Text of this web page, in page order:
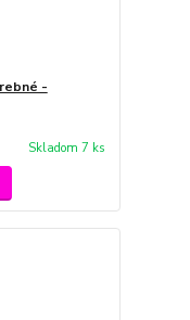
-
Skladom 7 ks